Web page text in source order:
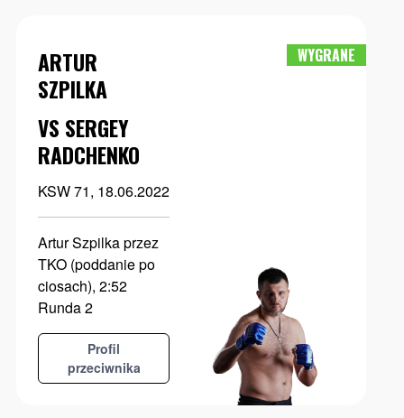
ARTUR
SZPILKA
VS SERGEY
RADCHENKO
KSW 71, 18.06.2022
Artur Szpilka przez
TKO (poddanie po
ciosach), 2:52
Runda 2
Profil
przeciwnika
WYGRANE